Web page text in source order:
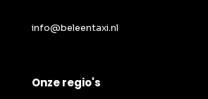
info@beleentaxi.nl
Onze regio's